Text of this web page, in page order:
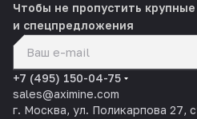
Чтобы не пропустить
и спецпредложения
+7 (495) 150-04-75
sales@aximine.com
г. Москва, ул. Поликарпова 27,